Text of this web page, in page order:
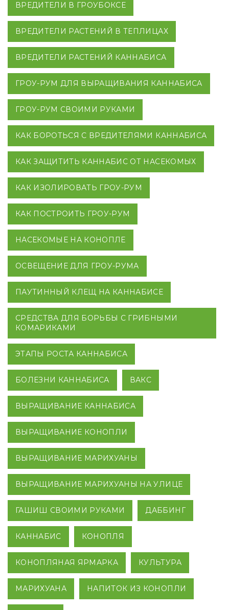
ВРЕДИТЕЛИ В ГРОУБОКСЕ
ВРЕДИТЕЛИ РАСТЕНИЙ В ТЕПЛИЦАХ
ВРЕДИТЕЛИ РАСТЕНИЙ КАННАБИСА
ГРОУ-РУМ ДЛЯ ВЫРАЩИВАНИЯ КАННАБИСА
ГРОУ-РУМ СВОИМИ РУКАМИ
КАК БОРОТЬСЯ С ВРЕДИТЕЛЯМИ КАННАБИСА
КАК ЗАЩИТИТЬ КАННАБИС ОТ НАСЕКОМЫХ
КАК ИЗОЛИРОВАТЬ ГРОУ-РУМ
КАК ПОСТРОИТЬ ГРОУ-РУМ
НАСЕКОМЫЕ НА КОНОПЛЕ
ОСВЕЩЕНИЕ ДЛЯ ГРОУ-РУМА
ПАУТИННЫЙ КЛЕЩ НА КАННАБИСЕ
СРЕДСТВА ДЛЯ БОРЬБЫ С ГРИБНЫМИ
КОМАРИКАМИ
ЭТАПЫ РОСТА КАННАБИСА
БОЛЕЗНИ КАННАБИСА ВАКС
ВЫРАЩИВАНИЕ КАННАБИСА
ВЫРАЩИВАНИЕ КОНОПЛИ
ВЫРАЩИВАНИЕ МАРИХУАНЫ
ВЫРАЩИВАНИЕ МАРИХУАНЫ НА УЛИЦЕ
ГАШИШ СВОИМИ РУКАМИ ДАББИНГ
КАННАБИС КОНОПЛЯ
КОНОПЛЯНАЯ ЯРМАРКА КУЛЬТУРА
МАРИХУАНА НАПИТОК ИЗ КОНОПЛИ